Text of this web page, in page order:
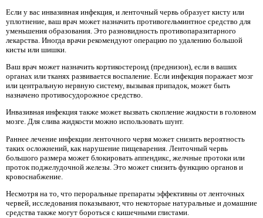
Если у вас инвазивная инфекция, и ленточный червь образует кисту или
уплотнение, ваш врач может назначить противогельминтное средство для
уменьшения образования. Это разновидность противопаразитарного
лекарства. Иногда врачи рекомендуют операцию по удалению большой
кисты или шишки.
Ваш врач может назначить кортикостероид (преднизон), если в ваших
органах или тканях развивается воспаление. Если инфекция поражает мозг
или центральную нервную систему, вызывая припадок, может быть
назначено противосудорожное средство.
Инвазивная инфекция также может вызвать скопление жидкости в головном
мозге. Для слива жидкости можно использовать шунт.
Раннее лечение инфекции ленточного червя может снизить вероятность
таких осложнений, как нарушение пищеварения. Ленточный червь
большого размера может блокировать аппендикс, желчные протоки или
проток поджелудочной железы. Это может снизить функцию органов и
кровоснабжение.
Несмотря на то, что пероральные препараты эффективны от ленточных
червей, исследования показывают, что некоторые натуральные и домашние
средства также могут бороться с кишечными глистами.